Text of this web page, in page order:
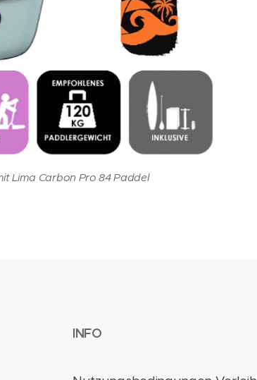
Lima Carbon Pro 84 Paddel
INFO